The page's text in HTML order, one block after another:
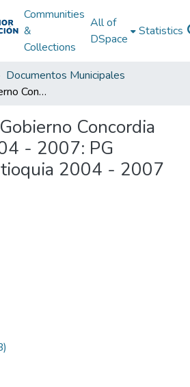
Communities
&
Collections
All of
DSpace
Statistics
Documentos Municipales
Programa de Gobierno Concordia Antioquia 2004 - 2007: PG Concordia Antioquia 2004 - 2007
Concordia
- 2007: PG
2004 - 2007